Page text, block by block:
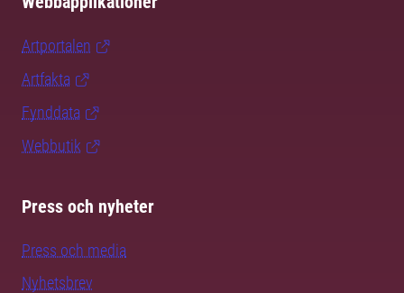
Artportalen
Artfakta
Fynddata
Webbutik
Press och nyheter
Press och media
Nyhetsbrev